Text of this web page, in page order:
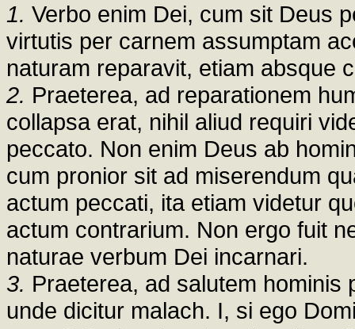
1. Verbo enim Dei, cum sit Deus
virtutis per carnem assumptam
naturam reparavit, etiam absque
2. Praeterea, ad reparationem
collapsa erat, nihil aliud requiri
peccato. Non enim Deus ab
cum pronior sit ad miserendum
actum peccati, ita etiam videtur
actum contrarium. Non ergo fuit
naturae verbum Dei incarnari.
3. Praeterea, ad salutem hominis
unde dicitur malach. I, si ego